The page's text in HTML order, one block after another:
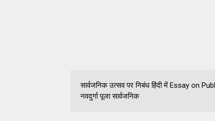
सार्वजनिक उत्सव पर निबंध हिंदी में Essay on
नवदुर्गा पूजा सार्वजनिक